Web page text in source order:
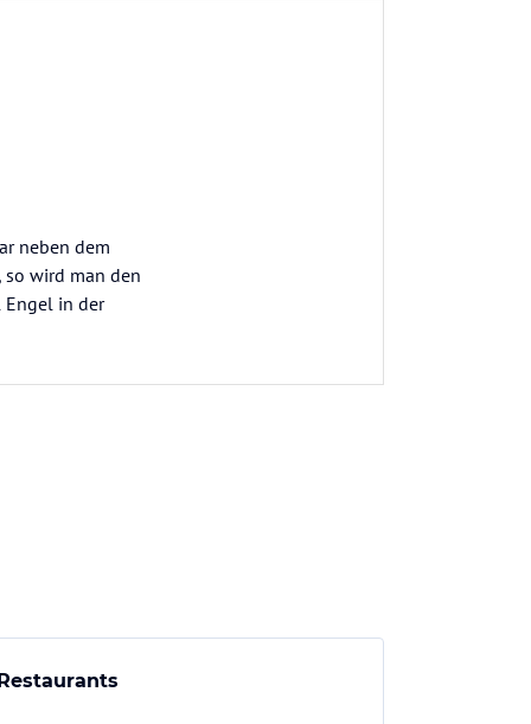
neben dem
so wird man den
Engel in der